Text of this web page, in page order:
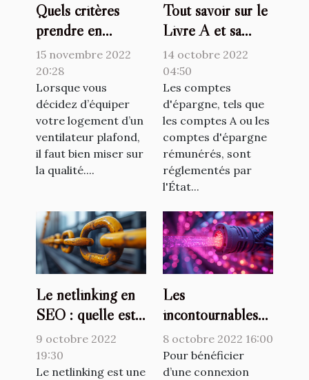
Quels critères
prendre en
compte pour
choisir un
ventilateur
plafond ?
15 novembre 2022
20:28
Lorsque vous
décidez d’équiper
votre logement d’un
ventilateur plafond,
il faut bien miser sur
la qualité....
Tout savoir sur le
Livre A et sa
revalorisation
14 octobre 2022
04:50
Les comptes
d'épargne, tels que
les comptes A ou les
comptes d'épargne
rémunérés, sont
réglementés par
l'État...
Le netlinking en
SEO : quelle est
l'importance ?
9 octobre 2022
19:30
Le netlinking est une
Les
incontournables
avantages de la
fibre optique
8 octobre 2022 16:00
Pour bénéficier
d’une connexion